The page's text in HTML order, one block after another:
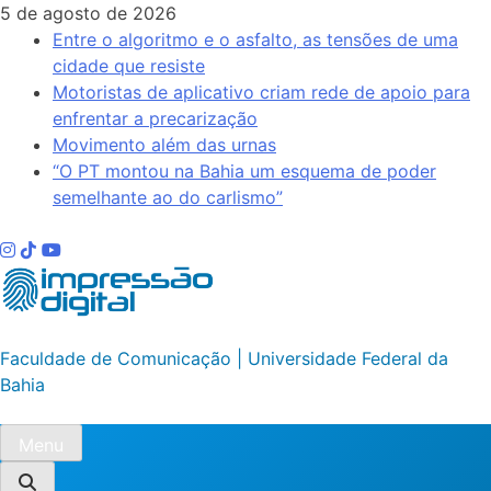
Skip
content
5 de agosto de 2026
Entre o algoritmo e o asfalto, as tensões de uma
cidade que resiste
Motoristas de aplicativo criam rede de apoio para
enfrentar a precarização
Movimento além das urnas
“O PT montou na Bahia um esquema de poder
semelhante ao do carlismo”
Impressão Digital
Faculdade de Comunicação | Universidade Federal da
Bahia
Menu